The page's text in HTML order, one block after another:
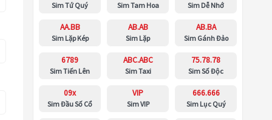
Sim Tứ Quý Sim Tam Hoa Sim Dễ Nhớ
AA.BB
Sim Lặp Kép
AB.AB
Sim Lặp
AB.BA
Sim Gánh Đảo
6789
Sim Tiến Lên
ABC.ABC
Sim Taxi
75.78.78
Sim Số Độc
09x
Sim Đầu Số Cổ
VIP
Sim VIP
666.666
Sim Lục Quý